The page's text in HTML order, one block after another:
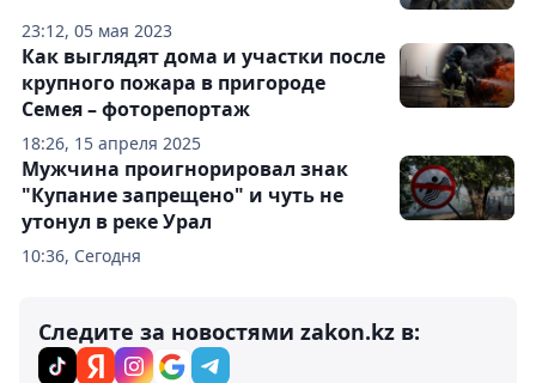
23:12, 05 мая 2023
18:26, 15 апреля 2025
Как выглядят дома и участки после
крупного пожара в пригороде
Семея – фоторепортаж
10:36, Сегодня
Мужчина проигнорировал знак
"Купание запрещено" и чуть не
утонул в реке Урал
Следите за новостями zakon.kz в: